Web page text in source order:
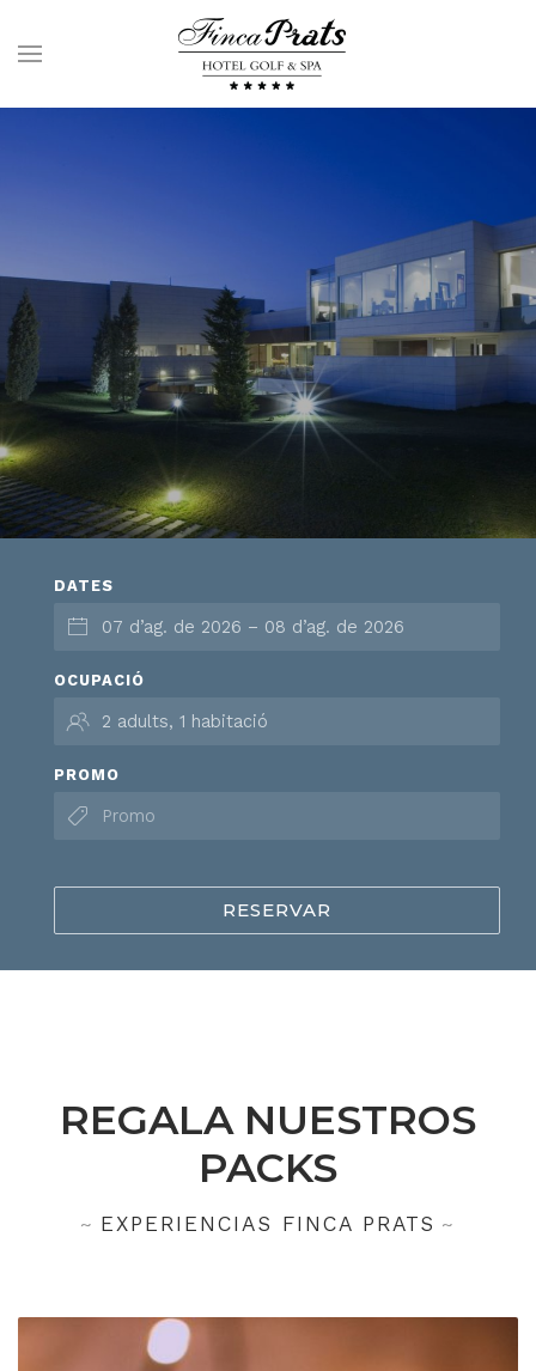
DATES
OCUPACIÓ
PROMO
RESERVAR
REGALA NUESTROS
PACKS
EXPERIENCIAS FINCA PRATS